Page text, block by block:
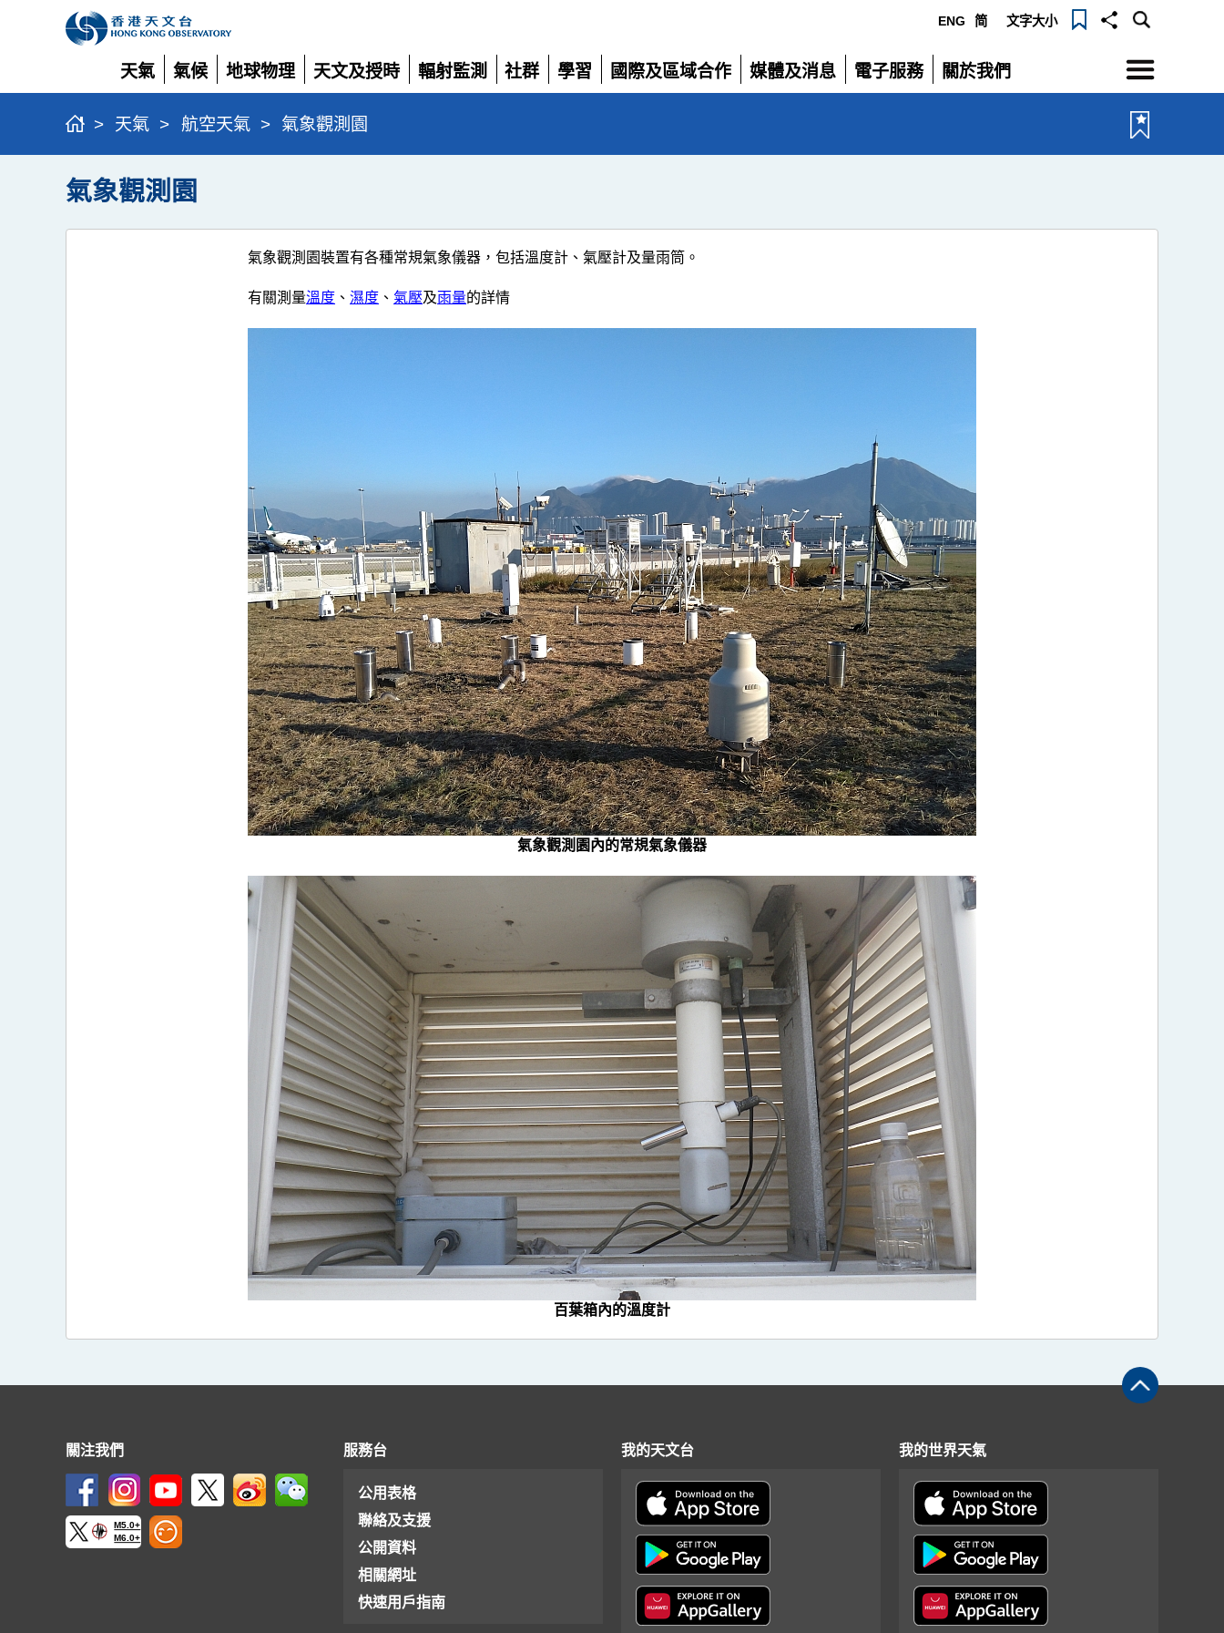
ENG 简 文字大小
天氣
展
開
氣候
展
開
地球物理
展
開
天文及授時
展
開
輻射監測
展
社群
展
學習
展
國際及區域合作
展
媒體及消息
展
電子服務
展
關於我們
展
選
單
> 天氣 > 航空天氣 > 氣象觀測園
氣象觀測園
氣象觀測園裝置有各種常規氣象儀器，包括溫度計、氣壓計及量雨筒。
有關測量溫度 、 濕度 、 氣壓及雨量的詳情
氣象觀測園內的常規氣象儀器
百葉箱內的溫度計
關注我們
M5.0+
M6.0+
服務台
公用表格
聯絡及支援
公開資料
相關網址
快速用戶指南
我的天文台 我的世界天氣